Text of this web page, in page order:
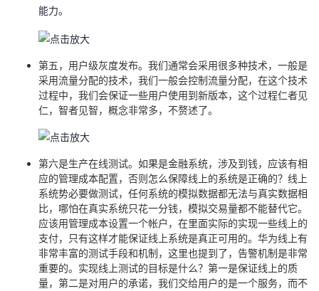
能力。
第五，用户级灰度发布。我们通常会采用很多种技术，一般是
采用流量分配的技术，我们一般会控制流量分配，在这个技术
过程中，我们会保证一些用户使用到新版本，这个过程仁者见
仁，智者见智，概念非常多，不赘述了。
第六是生产在线测试。如果是金融系统，涉及到钱，应该有相
应的管理成本配置，否则怎么保障线上的系统是正确的？线上
系统势必要做测试，任何系统的模拟数据都无法与真实数据相
比，哪怕在真实系统只花一分钱，模拟交易量都不能替代它。
应该用管理成本设置一个帐户，在里面实际的实现一些线上的
支付，只有这样才能保证线上系统是真正可用的。华为线上有
非常丰富的测试手段和机制，这里也提到了，告警机制是非常
重要的。实现线上测试的目标是什么？第一是保证线上的质
量，第二是对用户的承诺，我们交给用户的是一个服务，而不